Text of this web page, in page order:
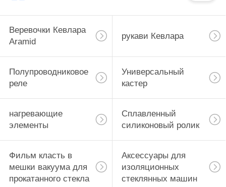
Веревочки Кевлара
Aramid
рукави Кевлара
Полупроводниковое
реле
Универсальный
кастер
нагревающие
элементы
Сплавленный
силиконовый ролик
Фильм класть в
мешки вакуума для
прокатанного стекла
Аксессуары для
изоляционных
стеклянных машин